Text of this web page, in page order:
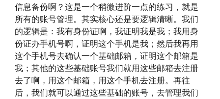
信息备份啊？这是一个稍微进阶一点的练习，就是
所有的账号管理。其实核心还是要逻辑清晰。我们
的逻辑是：我有身份证啊，我证明我是我；我用身
份证办手机号啊，证明这个手机是我；然后我再用
这个手机号去确认一个基础邮箱，证明这个邮箱是
我；其他的这些基础账号我们就用这些邮箱去注册
去了啊，用这个邮箱，用这个手机去注册。再往
后，我们就可以通过这些基础的账号，去管理我们